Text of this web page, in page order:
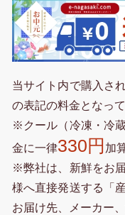
当サイト内で購入さ
の表記の料金となって
※クール（冷凍・冷
金に一律330円 加
※弊社は、新鮮をお
様へ直接発送する「
お届け先、メーカー